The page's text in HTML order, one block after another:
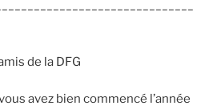
de la DFG
avez bien commencé l’année